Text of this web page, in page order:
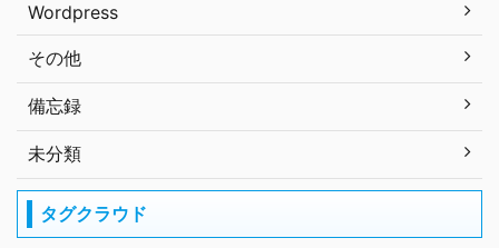
Wordpress
その他
備忘録
未分類
タグクラウド